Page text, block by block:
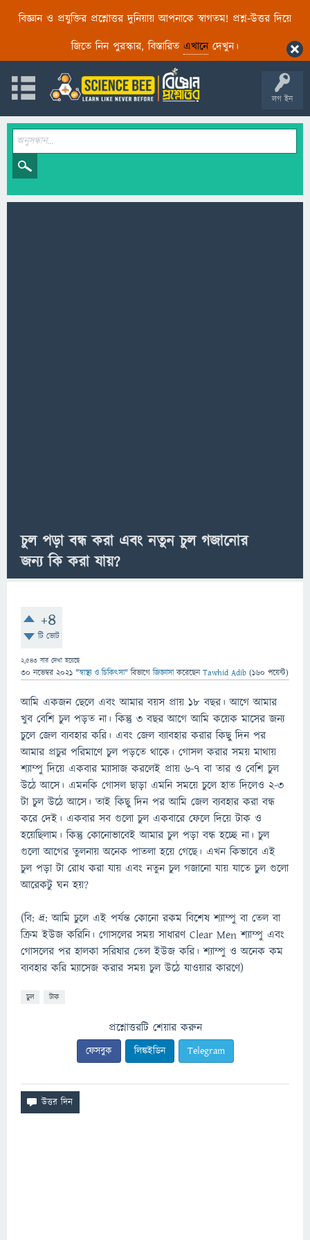
বিজ্ঞান ও প্রযুক্তির প্রশ্নোত্তর দুনিয়ায় আপনাকে স্বাগতম! প্রশ্ন-উত্তর দিয়ে
জিতে নিন পুরস্কার, বিস্তারিত এখানেদেখুন।
লগ ইন
চুল পড়া বন্ধ করা এবং নতুন চুল গজানোর
জন্য কি করা যায়?
+4
টি ভোট
2,543 বার দেখা হয়েছে
30 নভেম্বর 2021 "স্বাস্থ্য ও চিকিৎসা" বিভাগে জিজ্ঞাসাকরেছেনTawhid Adib (160 পয়েন্ট)
আমি একজন ছেলে এবং আমার বয়স প্রায় ১৮ বছর। আগে আমার
খুব বেশি চুল পড়ত না। কিন্তু ৩ বছর আগে আমি কয়েক মাসের জন্য
চুলে জেল ব্যবহার করি। এবং জেল ব্যাবহার করার কিছু দিন পর
আমার প্রচুর পরিমাণে চুল পড়তে থাকে। গোসল করার সময় মাথায়
শ্যাম্পু দিয়ে একবার ম্যাসাজ করলেই প্রায় ৬-৭ বা তার ও বেশি চুল
উঠে আসে। এমনকি গোসল ছাড়া এমনি সময়ে চুলে হাত দিলেও ২-৩
টা চুল উঠে আসে। তাই কিছু দিন পর আমি জেল ব্যবহার করা বন্ধ
করে দেই। একবার সব গুলো চুল একবারে ফেলে দিয়ে টাক ও
হয়েছিলাম। কিন্তু কোনোভাবেই আমার চুল পড়া বন্ধ হচ্ছে না। চুল
গুলো আগের তুলনায় অনেক পাতলা হয়ে গেছে। এখন কিভাবে এই
চুল পড়া টা রোধ করা যায় এবং নতুন চুল গজানো যায় যাতে চুল গুলো
আরেকটু ঘন হয়?
(বি: দ্র: আমি চুলে এই পর্যন্ত কোনো রকম বিশেষ শ্যাম্পু বা তেল বা
ক্রিম ইউজ করিনি। গোসলের সময় সাধারণ Clear Men শ্যাম্পু এবং
গোসলের পর হালকা সরিষার তেল ইউজ করি। শ্যাম্পু ও অনেক কম
ব্যবহার করি ম্যাসেজ করার সময় চুল উঠে যাওয়ার কারণে)
চুল টাক
প্রশ্নোত্তরটি শেয়ার করুন
ফেসবুক লিঙ্কইডিন Telegram